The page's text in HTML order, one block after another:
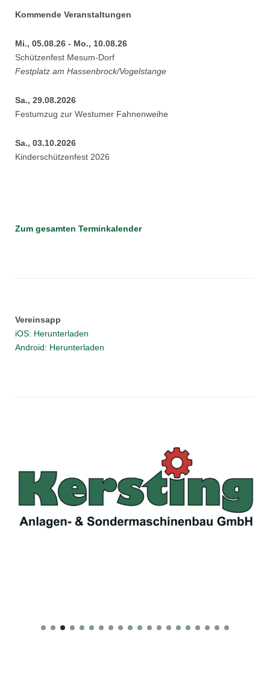
Kommende Veranstaltungen
Mi., 05.08.26 - Mo., 10.08.26
Schützenfest Mesum-Dorf
Festplatz am Hassenbrock/Vogelstange
Sa., 29.08.2026
Festumzug zur Westumer Fahnenweihe
Sa., 03.10.2026
Kinderschützenfest 2026
Zum gesamten Terminkalender
Vereinsapp
iOS: Herunterladen
Android: Herunterladen